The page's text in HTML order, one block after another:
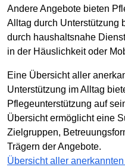
Andere Angebote bieten
Alltag durch Unterstützung
durch haushaltsnahe
in der Häuslichkeit oder
Eine Übersicht aller
Unterstützung im Alltag
Pflegeunterstützung auf
Übersicht ermöglicht eine
Zielgruppen,
Trägern der Angebote.
Übersicht aller